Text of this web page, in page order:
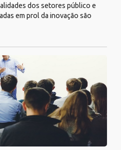
dos setores público e
em prol da inovação são